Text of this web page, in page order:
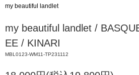
my beautiful landlet
my beautiful landlet /
EE / KINARI
MBL0123-WM11-TP231112